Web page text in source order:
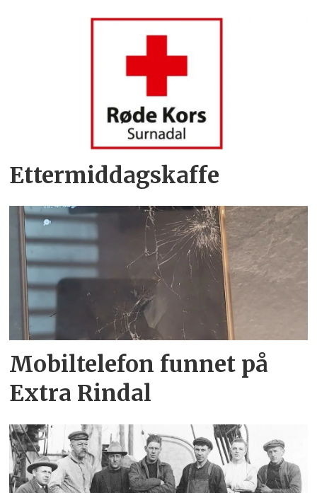
Ettermiddagskaffe
Mobiltelefon funnet på
Extra Rindal